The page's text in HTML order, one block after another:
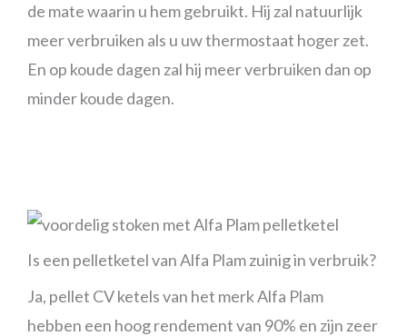
de mate waarin u hem gebruikt. Hij zal natuurlijk
meer verbruiken als u uw thermostaat hoger zet.
En op koude dagen zal hij meer verbruiken dan op
minder koude dagen.
Is een pelletketel van Alfa Plam zuinig in verbruik?
Ja, pellet CV ketels van het merk Alfa Plam
hebben een hoog rendement van 90% en zijn zeer